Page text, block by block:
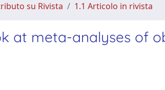
su Rivista 1.1 Articolo in rivista
at meta-analyses of